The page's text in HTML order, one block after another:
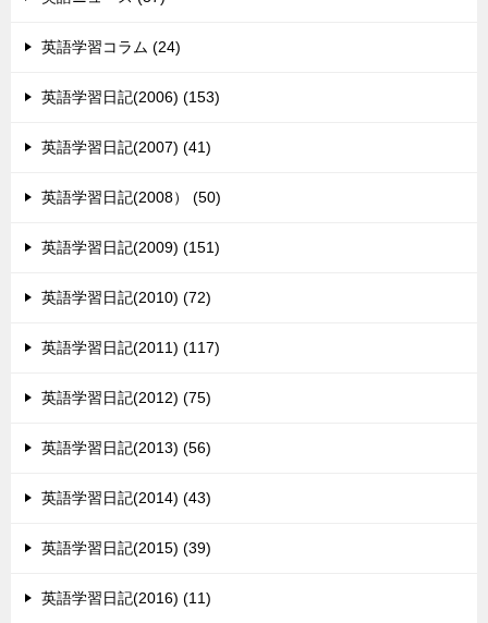
英語学習コラム (24)
英語学習日記(2006) (153)
英語学習日記(2007) (41)
英語学習日記(2008） (50)
英語学習日記(2009) (151)
英語学習日記(2010) (72)
英語学習日記(2011) (117)
英語学習日記(2012) (75)
英語学習日記(2013) (56)
英語学習日記(2014) (43)
英語学習日記(2015) (39)
英語学習日記(2016) (11)